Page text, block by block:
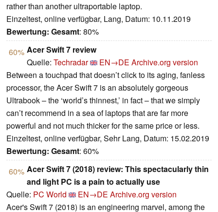
rather than another ultraportable laptop.
Einzeltest, online verfügbar, Lang, Datum: 10.11.2019
Bewertung: Gesamt: 80%
60% Acer Swift 7 review
Quelle: Techradar EN→DE Archive.org version
Between a touchpad that doesn’t click to its aging, fanless
processor, the Acer Swift 7 is an absolutely gorgeous
Ultrabook – the ‘world’s thinnest,’ in fact – that we simply
can’t recommend in a sea of laptops that are far more
powerful and not much thicker for the same price or less.
Einzeltest, online verfügbar, Sehr Lang, Datum: 15.02.2019
Bewertung: Gesamt: 60%
60% Acer Swift 7 (2018) review: This spectacularly thin
and light PC is a pain to actually use
Quelle: PC World EN→DE Archive.org version
Acer's Swift 7 (2018) is an engineering marvel, among the